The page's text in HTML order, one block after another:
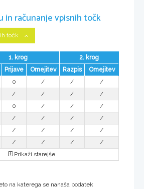
in računanje vpisnih točk
točk
1. krog
2. krog
Prijave Omejitev Razpis
Omejitev
0 / /
/
/ / /
/
0 / /
/
/ / /
/
/ / /
/
/ / /
/
Prikaži starejše
na katerega se nanaša podatek